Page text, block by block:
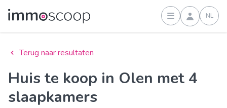
Inloggen
NL
Terug naar resultaten
Huis te koop in Olen met 4
slaapkamers